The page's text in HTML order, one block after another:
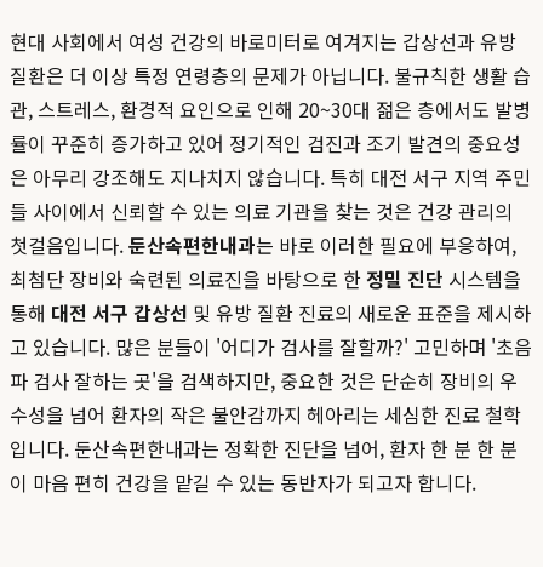
현대 사회에서 여성 건강의 바로미터로 여겨지는 갑상선과 유방
질환은 더 이상 특정 연령층의 문제가 아닙니다. 불규칙한 생활 습
관, 스트레스, 환경적 요인으로 인해 20~30대 젊은 층에서도 발병
률이 꾸준히 증가하고 있어 정기적인 검진과 조기 발견의 중요성
은 아무리 강조해도 지나치지 않습니다. 특히 대전 서구 지역 주민
들 사이에서 신뢰할 수 있는 의료 기관을 찾는 것은 건강 관리의
첫걸음입니다.둔산속편한내과는 바로 이러한 필요에 부응하여,
최첨단 장비와 숙련된 의료진을 바탕으로 한정밀 진단 시스템을
통해 대전 서구 갑상선 및 유방 질환 진료의 새로운 표준을 제시하
고 있습니다. 많은 분들이 '어디가 검사를 잘할까?' 고민하며 '초음
파 검사 잘하는 곳'을 검색하지만, 중요한 것은 단순히 장비의 우
수성을 넘어 환자의 작은 불안감까지 헤아리는 세심한 진료 철학
입니다. 둔산속편한내과는 정확한 진단을 넘어, 환자 한 분 한 분
이 마음 편히 건강을 맡길 수 있는 동반자가 되고자 합니다.